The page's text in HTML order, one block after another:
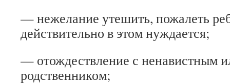
— нежелание утешить, пожалеть
действительно в этом нуждается;
— отождествление с ненавистным
родственником;